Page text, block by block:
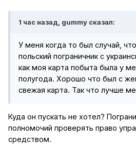
1 час назад, gummy сказал:
У меня когда то был случай,
польский пограничник с
как моя карта побыта была у
полугода. Хорошо что был с
свежая карта. Так что лучше
Куда он пускать не хотел?
полномочий проверять право
средством.